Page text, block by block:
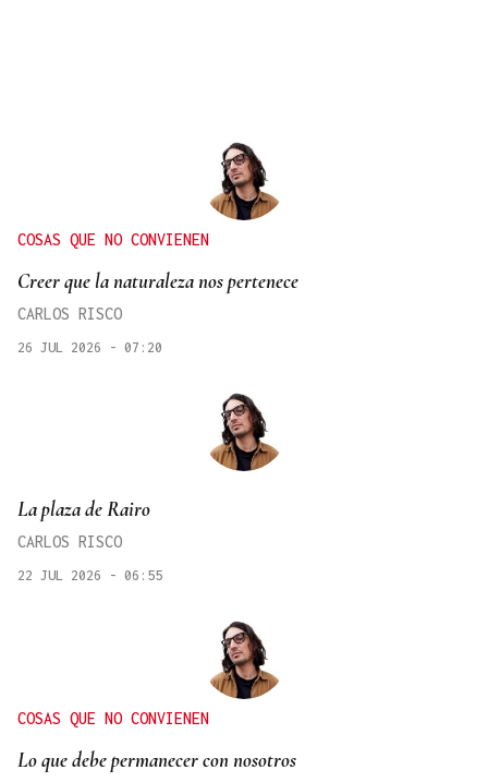
COSAS QUE NO CONVIENEN
Creer que la naturaleza nos pertenece
CARLOS RISCO
26 JUL 2026 - 07:20
La plaza de Rairo
CARLOS RISCO
22 JUL 2026 - 06:55
COSAS QUE NO CONVIENEN
Lo que debe permanecer con nosotros